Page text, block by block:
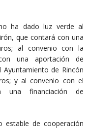
ha dado luz verde al
que contará con una
al convenio con la
una aportación de
Ayuntamiento de Rincón
y al convenio con el
una financiación de
estable de cooperación